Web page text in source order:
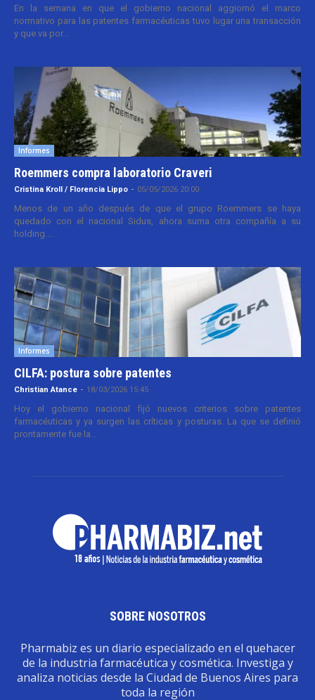
En la semana en que el gobierno nacional aggiornó el marco
normativo para las patentes farmacéuticas tuvo lugar una transacción
y que va por...
Informes
Roemmers compra laboratorio Craveri
Cristina Kroll / Florencia Lippo - 05/05/2026 20:00
Menos de un año después de que el grupo Roemmers se haya
quedado con el nacional Sidus, ahora suma otra compañía a su
holding....
Informes
CILFA: postura sobre patentes
Christian Atance - 18/03/2026 15:45
Hoy el gobierno nacional fijó nuevos criterios sobre patentes
farmacéuticas y ya surgen las críticas y posturas. La que se definió
prontamente fue la...
SOBRE NOSOTROS
Pharmabiz es un diario especializado en el quehacer
de la industria farmacéutica y cosmética. Investiga y
analiza noticias desde la Ciudad de Buenos Aires para
toda la región